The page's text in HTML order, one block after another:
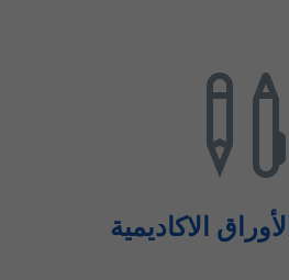

الاكاديمية